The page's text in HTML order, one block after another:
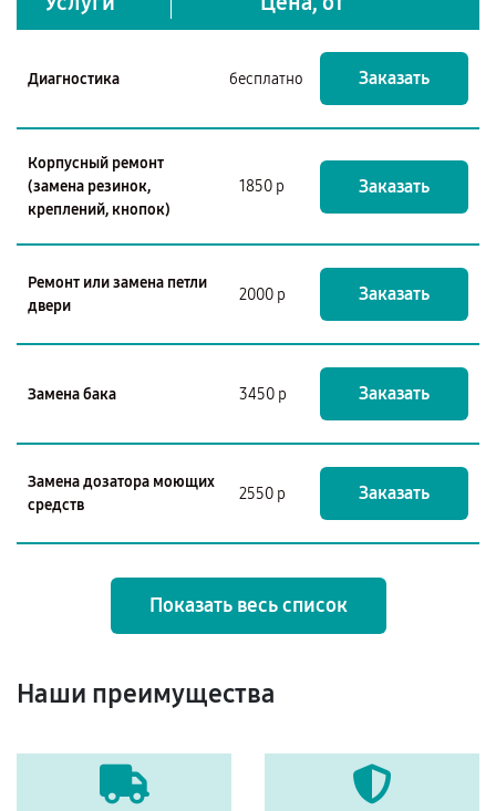
Диагностика бесплатно Заказать
Корпусный ремонт
(замена резинок,
креплений, кнопок)
1850 р Заказать
Ремонт или замена петли
двери
2000 р Заказать
Замена бака 3450 р Заказать
Замена дозатора моющих
средств
2550 р Заказать
Показать весь список
Наши преимущества